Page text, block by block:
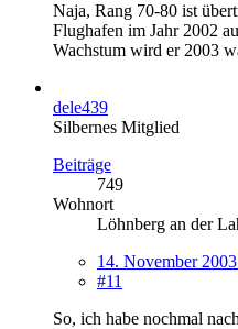
Naja, Rang 70-80 ist
Flughafen im Jahr 2002
Wachstum wird er 2003
dele439
Silbernes Mitglied
Beiträge
749
Wohnort
Löhnberg an der
14. November
#11
So, ich habe nochmal